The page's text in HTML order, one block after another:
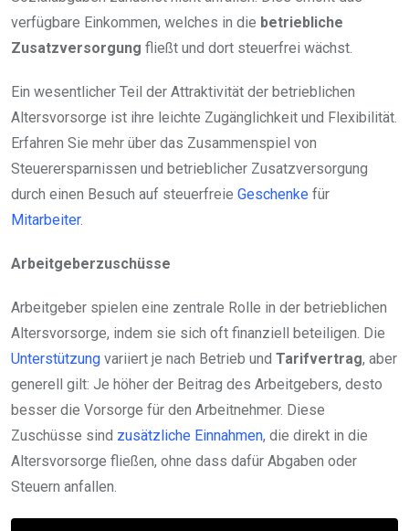
verfügbare Einkommen, welches in die betriebliche
Zusatzversorgung fließt und dort steuerfrei wächst.
Ein wesentlicher Teil der Attraktivität der betrieblichen
Altersvorsorge ist ihre leichte Zugänglichkeit und Flexibilität.
Erfahren Sie mehr über das Zusammenspiel von
Steuerersparnissen und betrieblicher Zusatzversorgung
durch einen Besuch auf steuerfreie Geschenke für
Mitarbeiter.
Arbeitgeberzuschüsse
Arbeitgeber spielen eine zentrale Rolle in der betrieblichen
Altersvorsorge, indem sie sich oft finanziell beteiligen. Die
Unterstützung variiert je nach Betrieb und Tarifvertrag, aber
generell gilt: Je höher der Beitrag des Arbeitgebers, desto
besser die Vorsorge für den Arbeitnehmer. Diese
Zuschüsse sind zusätzliche Einnahmen, die direkt in die
Altersvorsorge fließen, ohne dass dafür Abgaben oder
Steuern anfallen.